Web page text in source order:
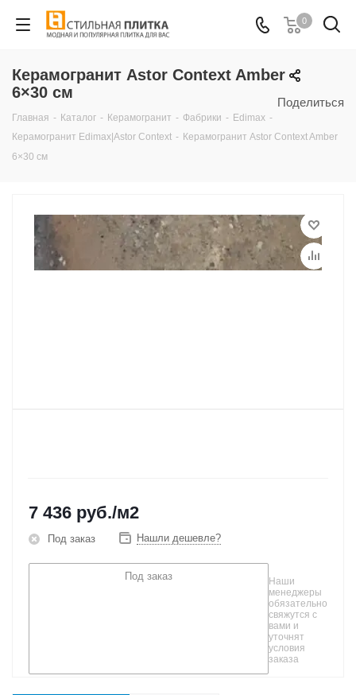
0
Поделиться
Керамогранит Astor Context Amber
6×30 см
Главная - Каталог - Керамогранит - Фабрики - Edimax -
Керамогранит Edimax|Astor Context - Керамогранит Astor Context Amber
6×30 см
7 436 руб./м2
Под заказ Нашли дешевле?
Под заказ
Наши
менеджеры
обязательно
свяжутся с
вами и
уточнят
условия
заказа